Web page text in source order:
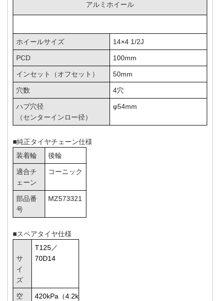
アルミホイール
ホイールサイズ 14×4 1/2J
PCD 100mm
インセット（オフセット） 50mm
穴数 4穴
ハブ穴径
（センターインロー径）
φ54mm
■純正タイヤチェーン仕様
装着輪
後輪
適合チ
ェーン
コーニック
部品番
号
MZ573321
■スペアタイヤ仕様
サ
イ
ズ
T125／
70D14
空
420kPa（4.2kgf/cm2）